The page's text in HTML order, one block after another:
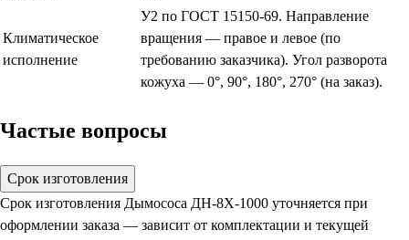
Климатическое
исполнение
У2 по ГОСТ 15150-69. Направление
вращения — правое и левое (по
требованию заказчика). Угол разворота
кожуха — 0°, 90°, 180°, 270° (на заказ).
Частые вопросы
Срок изготовления
Срок изготовления Дымососа ДН-8Х-1000 уточняется при
оформлении заказа — зависит от комплектации и текущей